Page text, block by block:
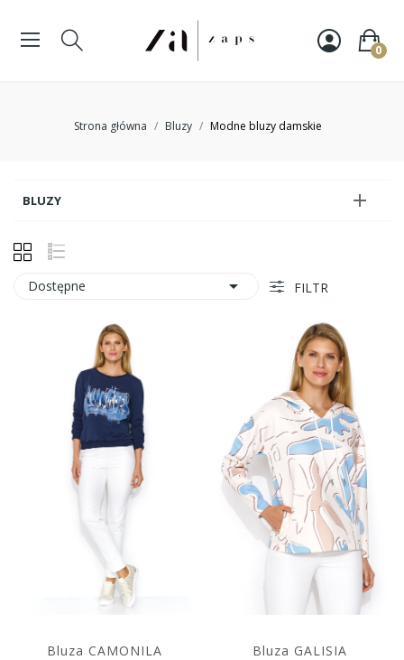
0
Strona główna Bluzy Modne bluzy damskie
BLUZY 
Dostępne  FILTR
Bluza CAMONILA Bluza GALISIA